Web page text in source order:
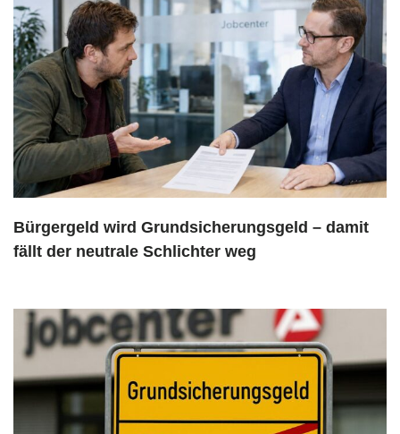
Bürgergeld wird Grundsicherungsgeld – damit
fällt der neutrale Schlichter weg